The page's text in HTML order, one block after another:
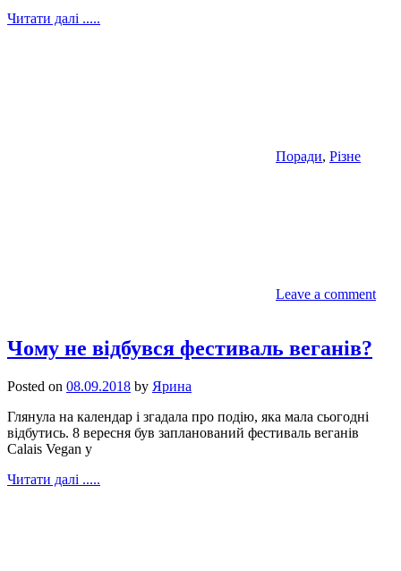
Читати далі .....
Поради, Різне
Leave a comment
Чому не відбувся фестиваль веганів?
Posted on 08.09.2018 by Ярина
Глянула на календар і згадала про подію, яка мала сьогодні
відбутись. 8 вересня був запланований фестиваль веганів
Calais Vegan у
Читати далі .....